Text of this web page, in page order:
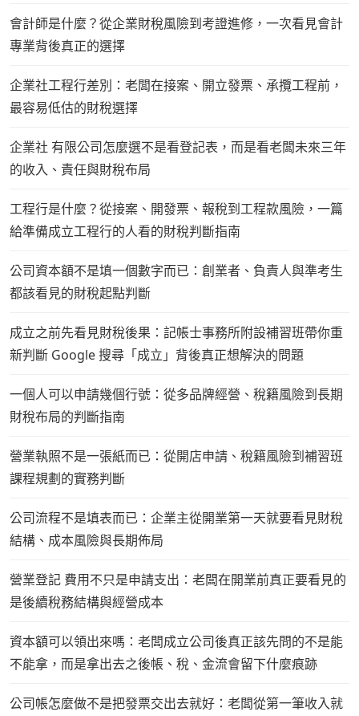
會計師是什麼？從企業財稅風險到考證進修，一次看見會計
專業背後真正的選擇
企業社工程行差別：老闆在接案、開立發票、承攬工程前，
最容易低估的財稅選擇
企業社 有限公司怎麼選不是看登記表，而是看老闆未來三年
的收入、責任與財稅布局
工程行是什麼？從接案、開發票、報稅到工程款風險，一篇
給準備成立工程行的人看的財稅判斷指南
公司資本額不是填一個數字而已：創業者、負責人與準考生
都該看見的財稅起點判斷
成立之前先看見財稅後果：記帳士事務所附設補習班帶你重
新判斷 Google 搜尋「成立」背後真正想解決的問題
一個人可以申請幾個行號：從多品牌經營、稅籍風險到長期
財稅布局的判斷指南
營業執照不是一張紙而已：從開店申請、稅籍風險到補習班
課程規劃的實務判斷
公司流程不是填表而已：企業主從開業第一天就要看見財稅
結構、成本風險與長期佈局
營業登記 費用不只是申請支出：老闆在開業前真正要看見的
是後續稅務結構與經營成本
資本額可以領出來嗎：老闆成立公司後真正該先問的不是能
不能拿，而是拿出去之後帳、稅、金流會留下什麼痕跡
公司帳怎麼做不是把發票交出去就好：老闆從第一筆收入就